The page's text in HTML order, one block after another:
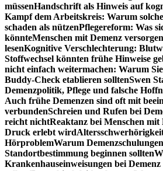
müssenHandschrift als Hinweis auf
Kampf dem Arbeitskreis: Warum
schaden als nützenPflegereform: Was
könnteMenschen mit Demenz
lesenKognitive Verschlechterung:
Stoffwechsel könnten frühe Hinweise
nicht einfach weitermachen: Warum
Buddy-Check etablieren solltenSwen
Demenzpolitik, Pflege und falsche
Auch frühe Demenzen sind oft mit
verbundenSchreien und Rufen bei
reicht nichtReaktanz bei Menschen mit
Druck erlebt wird
HörproblemWarum
Standortbestimmung beginnen sollten
Krankenhauseinweisungen bei Demenz